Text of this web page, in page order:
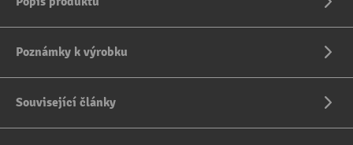
Poznámky k výrobku
Související články